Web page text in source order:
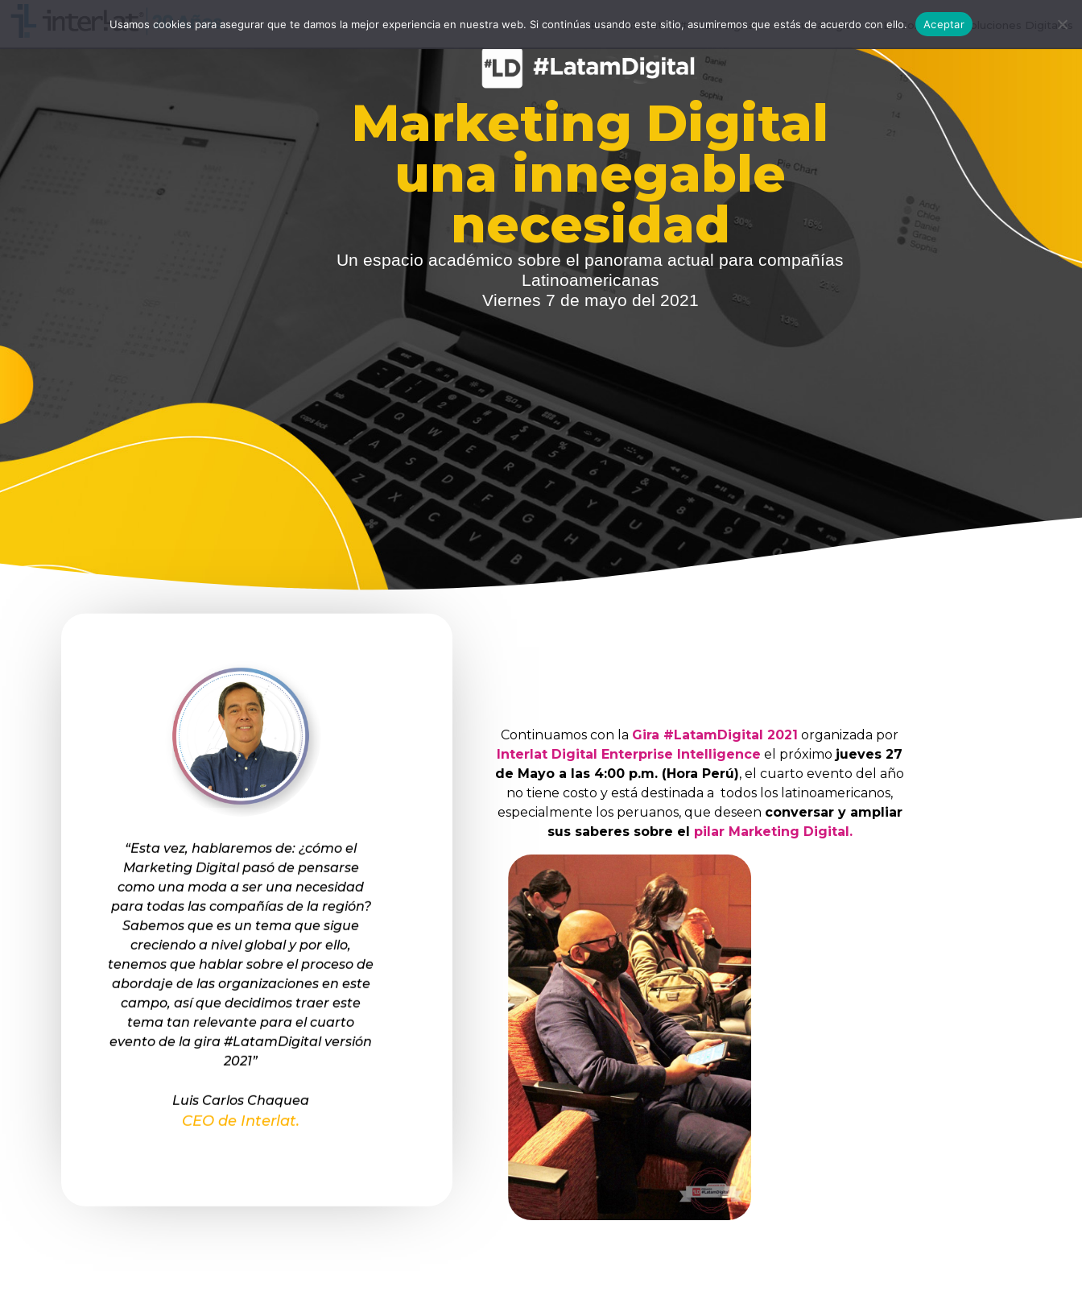
#WebinarsInterlat #LatamDigital #EscuelaDigital #LDConecta Soluciones Digitales
Marketing Digital
una innegable
necesidad
Un espacio académico sobre el panorama actual para compañías
Latinoamericanas
Viernes 7 de mayo del 2021
“Esta vez, hablaremos de: ¿cómo el
Marketing Digital pasó de pensarse
como una moda a ser una necesidad
para todas las compañías de la región?
Sabemos que es un tema que sigue
creciendo a nivel global y por ello,
tenemos que hablar sobre el proceso de
abordaje de las organizaciones en este
campo, así que decidimos traer este
tema tan relevante para el cuarto
evento de la gira #LatamDigital versión
2021”
Luis Carlos Chaquea
CEO de Interlat.
Continuamos con la Gira #LatamDigital 2021 organizada por
Interlat Digital Enterprise Intelligence el próximo jueves 27
de Mayo a las 4:00 p.m. (Hora Perú), el cuarto evento del año
no tiene costo y está destinada a todos los latinoamericanos,
especialmente los peruanos, que deseen conversar y ampliar
sus saberes sobre el pilar Marketing Digital.
Usamos cookies para asegurar que te damos la mejor experiencia en nuestra web. Si continúas usando este sitio, asumiremos que estás de acuerdo con ello. Aceptar